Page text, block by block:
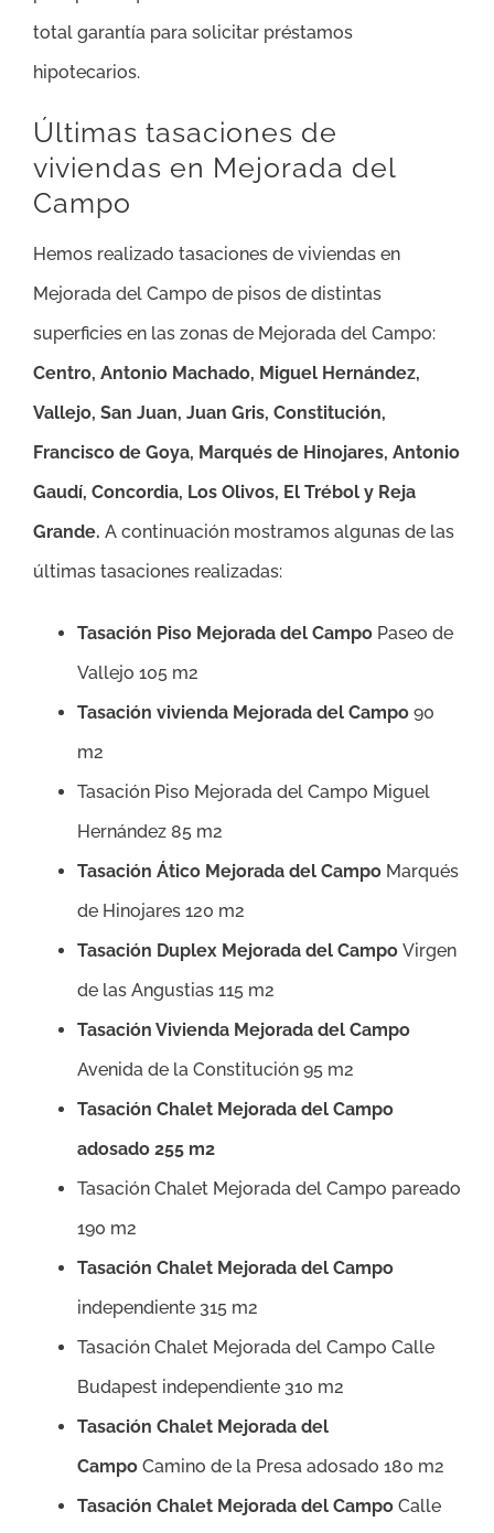
total garantía para solicitar préstamos
hipotecarios.
Últimas tasaciones de
viviendas en Mejorada del
Campo
Hemos realizado tasaciones de viviendas en
Mejorada del Campo de pisos de distintas
superficies en las zonas de Mejorada del Campo:
Centro, Antonio Machado, Miguel Hernández,
Vallejo, San Juan, Juan Gris, Constitución,
Francisco de Goya, Marqués de Hinojares, Antonio
Gaudí, Concordia, Los Olivos, El Trébol y Reja
Grande. A continuación mostramos algunas de las
últimas tasaciones realizadas:
Tasación Piso Mejorada del Campo Paseo de
Vallejo 105 m2
Tasación vivienda Mejorada del Campo 90
m2
Tasación Piso Mejorada del Campo Miguel
Hernández 85 m2
Tasación Ático Mejorada del Campo Marqués
de Hinojares 120 m2
Tasación Duplex Mejorada del Campo Virgen
de las Angustias 115 m2
Tasación Vivienda Mejorada del Campo
Avenida de la Constitución 95 m2
Tasación Chalet Mejorada del Campo
adosado 255 m2
Tasación Chalet Mejorada del Campo pareado
190 m2
Tasación Chalet Mejorada del Campo
independiente 315 m2
Tasación Chalet Mejorada del Campo Calle
Budapest independiente 310 m2
Tasación Chalet Mejorada del
Campo Camino de la Presa adosado 180 m2
Tasación Chalet Mejorada del Campo Calle